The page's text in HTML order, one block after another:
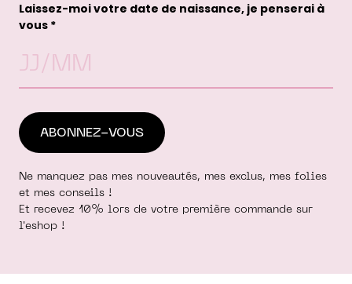
Laissez-moi votre date de naissance, je penserai à
vous *
Ne manquez pas mes nouveautés, mes exclus, mes folies
et mes conseils !
Et recevez 10% lors de votre première commande sur
l'eshop !